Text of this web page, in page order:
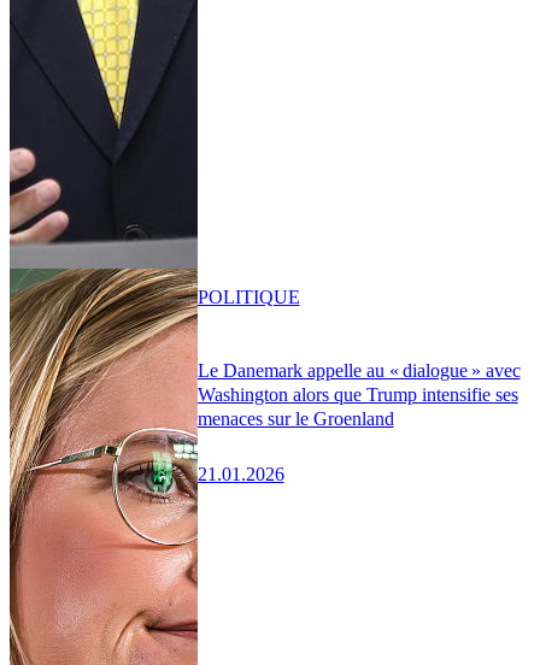
Le Danemark appelle au « dialogue » avec
Washington alors que Trump intensifie ses
menaces sur le Groenland
21.01.2026
POLITIQUE